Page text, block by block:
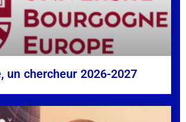
un chercheur 2026-2027